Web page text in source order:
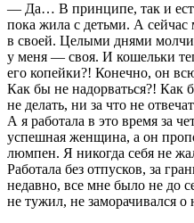
— Да… В принципе, так и
пока жила с детьми. А
в своей. Целыми днями
у меня — своя. И кошельки
его копейки?! Конечно, он
Как бы не надорваться?! Как
не делать, ни за что не
А я работала в это время за
успешная женщина, а он
люмпен. Я никогда себя не
Работала без отпусков, за
недавно, все мне было не до
не тужил, не заморачивался